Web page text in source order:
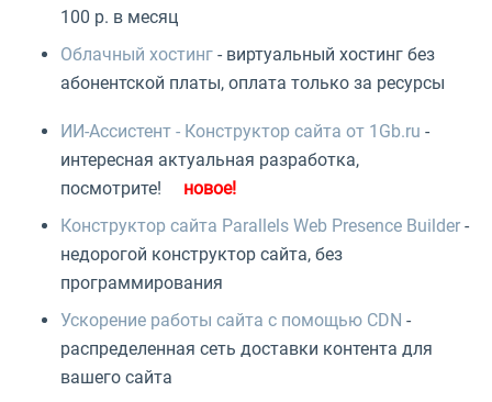
100 р. в месяц
Облачный хостинг - виртуальный хостинг без
абонентской платы, оплата только за ресурсы
ИИ-Ассистент - Конструктор сайта от 1Gb.ru -
интересная актуальная разработка,
посмотрите!
Конструктор сайта Parallels Web Presence Builder -
недорогой конструктор сайта, без
программирования
Ускорение работы сайта с помощью CDN -
распределенная сеть доставки контента для
вашего сайта